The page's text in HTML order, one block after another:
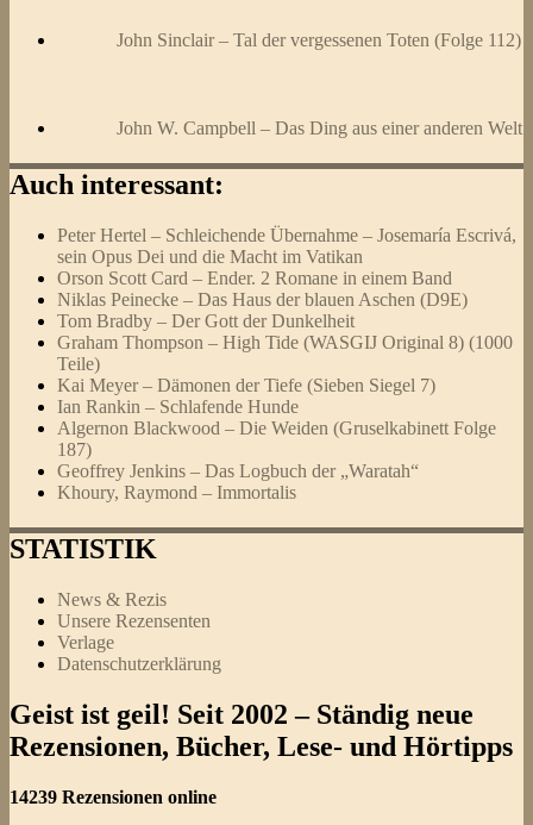
John Sinclair – Tal der vergessenen Toten (Folge 112)
John W. Campbell – Das Ding aus einer anderen Welt
Auch interessant:
Peter Hertel – Schleichende Übernahme – Josemaría Escrivá,
sein Opus Dei und die Macht im Vatikan
Orson Scott Card – Ender. 2 Romane in einem Band
Niklas Peinecke – Das Haus der blauen Aschen (D9E)
Tom Bradby – Der Gott der Dunkelheit
Graham Thompson – High Tide (WASGIJ Original 8) (1000
Teile)
Kai Meyer – Dämonen der Tiefe (Sieben Siegel 7)
Ian Rankin – Schlafende Hunde
Algernon Blackwood – Die Weiden (Gruselkabinett Folge
187)
Geoffrey Jenkins – Das Logbuch der „Waratah“
Khoury, Raymond – Immortalis
STATISTIK
News & Rezis
Unsere Rezensenten
Verlage
Datenschutzerklärung
Geist ist geil! Seit 2002 – Ständig neue
Rezensionen, Bücher, Lese- und Hörtipps
14239 Rezensionen online